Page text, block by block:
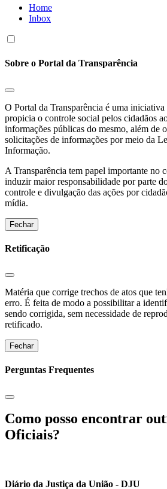
Home
Inbox
Sobre o Portal da Transparência
O Portal da Transparência é uma
propicia o controle social pelos cidadãos
informações públicas do mesmo, além de
solicitações de informações por meio da
Informação.
A Transparência tem papel importante no
induzir maior responsabilidade por parte
controle e divulgação das ações por
mídia.
Fechar
Retificação
Matéria que corrige trechos de atos que
erro. É feita de modo a possibilitar a
sendo corrigida, sem necessidade de
retificado.
Fechar
Perguntas Frequentes
Como posso encontrar
Oficiais?
Diário da Justiça da União - DJU